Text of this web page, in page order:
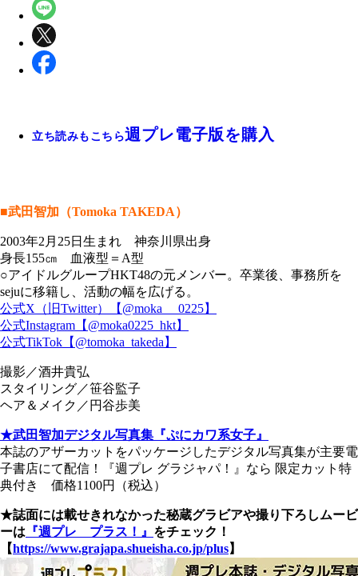
立ち読みもこちら週プレ電子版を購入
■武田智加（Tomoka TAKEDA）
2003年2月25日生まれ 神奈川県出身
身長155㎝ 血液型＝A型
○アイドルグループHKT48の元メンバー。卒業後、事務所を
sejuに移籍し、活動の幅を広げる。
公式X（旧Twitter）【@moka_ _0225】
公式Instagram【@moka0225_hkt】
公式TikTok【@tomoka_takeda】
撮影／酒井貴弘
スタイリング／笹谷監子
ヘア＆メイク／円谷歩美
★武田智加デジタル写真集『ぷにカワ系女子』
本誌のアザーカットをパッケージしたデジタル写真集が主要電
子書店にて配信！『週プレ グラジャパ！』なら 限定カット特
典付き 価格1100円（税込）
★誌面には載せきれなかった秘蔵グラビアや撮り下ろしムービ
ーは 『週プレ プラス！』 をチェック！
【https://www.grajapa.shueisha.co.jp/plus】